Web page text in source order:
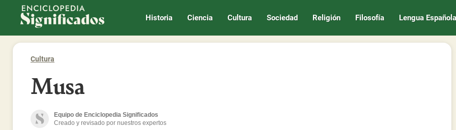
Enciclopedia Significados
Historia Ciencia Cultura Sociedad Religión Filosofía Lengua Española
Cultura
Musa
Equipo de Enciclopedia Significados
Creado y revisado por nuestros expertos